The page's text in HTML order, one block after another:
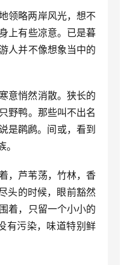
领略两岸风光，想不
上有些凉意。已是暮
人并不像想象当中的
意悄然消散。狭长的
野鸭。那些叫不出名
是䴙䴘。间或，看到
，芦苇荡，竹林，香
头的时候，眼前豁然
着，只留一个小小的
有污染，味道特别鲜